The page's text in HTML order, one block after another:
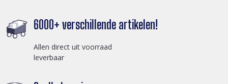
6000+ verschillende artikelen!
Allen direct uit voorraad
leverbaar